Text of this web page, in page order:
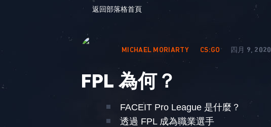
返回部落格首頁
MICHAEL MORIARTY CS:GO 四月 9, 2020
FPL 為何？
FACEIT Pro League 是什麼？
透過 FPL 成為職業選手